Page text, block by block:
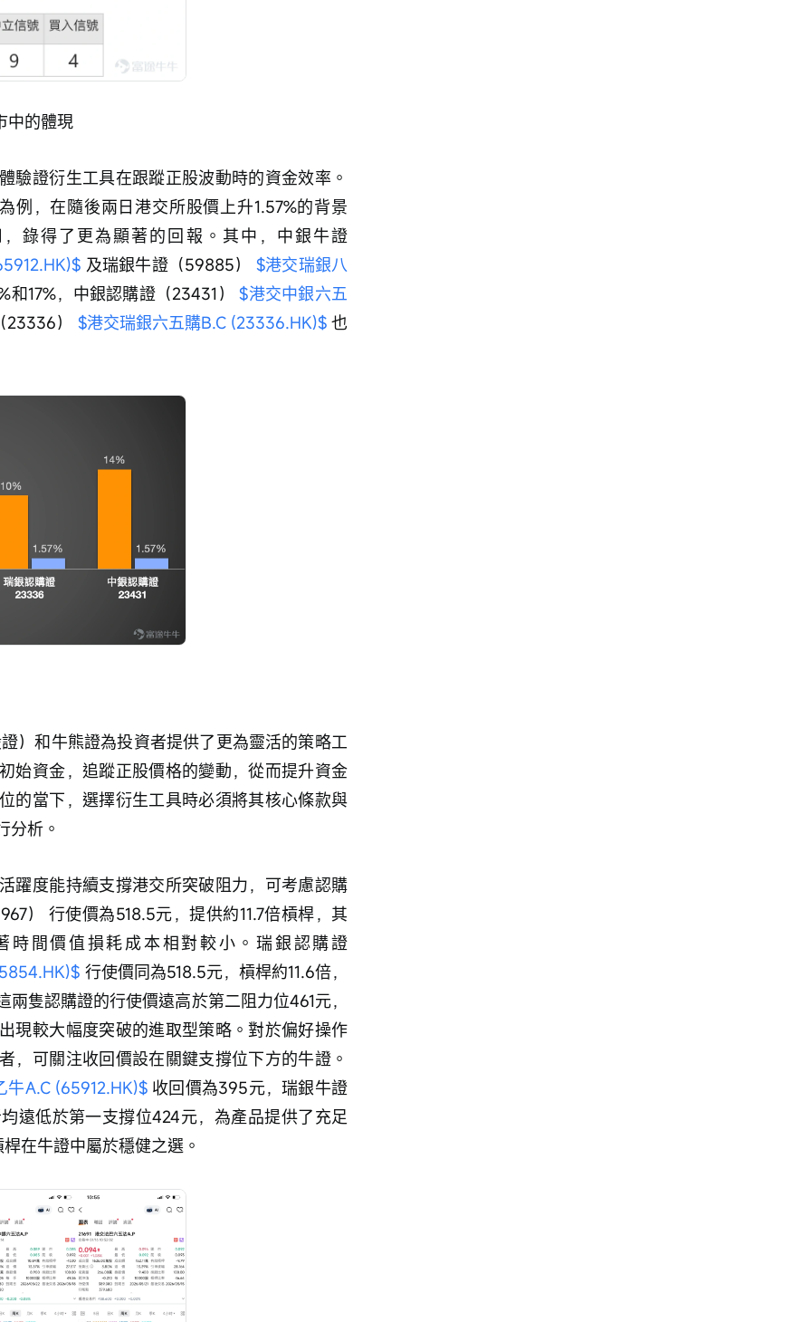
中的體現
驗證衍生工具在跟蹤正股波動時的資金效率。
例，在隨後兩日港交所股價上升1.57%的背景
錄得了更為顯著的回報。其中，中銀牛證
及瑞銀牛證（59885） $港交瑞銀八
和17%，中銀認購證（23431） $港交中銀六五
） $港交瑞銀六五購B.C (23336.HK)$ 也
始資金，追蹤正股價格的變動，從而提升資金
的當下，選擇衍生工具時必須將其核心條款與
分析。
躍度能持續支撐港交所突破阻力，可考慮認購
） 行使價為518.5元，提供約11.7倍槓桿，其
時間價值損耗成本相對較小。瑞銀認購證
行使價同為518.5元，槓桿約11.6倍，
隻認購證的行使價遠高於第二阻力位461元，
現較大幅度突破的進取型策略。對於偏好操作
，可關注收回價設在關鍵支撐位下方的牛證。
牛A.C (65912.HK)$ 收回價為395元，瑞銀牛證
遠低於第一支撐位424元，為產品提供了充足
在牛證中屬於穩健之選。